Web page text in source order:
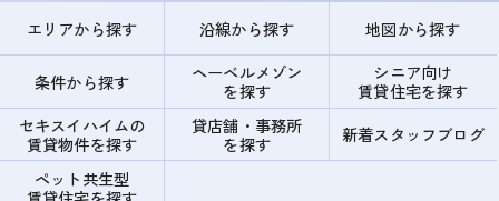
エリアから探す
沿線から探す 地図から探す
条件から探す
ヘーベルメゾン
を探す
シニア向け
賃貸住宅を探す
セキスイハイムの
賃貸物件を探す
貸店舗・事務所
を探す
新着スタッフブログ
ペット共生型